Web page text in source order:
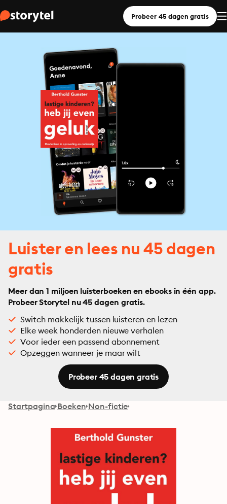
Probeer 45 dagen gratis
Luister en lees nu 45 dagen
gratis
Meer dan 1 miljoen luisterboeken en ebooks in één app.
Probeer Storytel nu 45 dagen gratis.
Switch makkelijk tussen luisteren en lezen
Elke week honderden nieuwe verhalen
Voor ieder een passend abonnement
Opzeggen wanneer je maar wilt
Probeer 45 dagen gratis
Startpagina Boeken Non-fictie